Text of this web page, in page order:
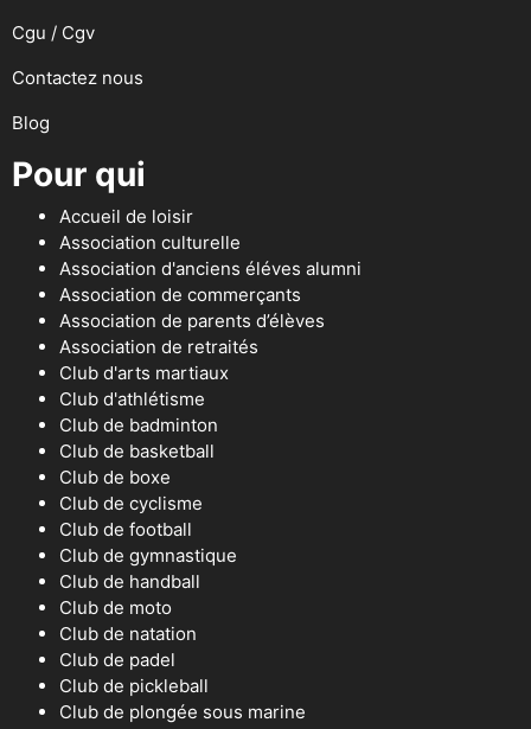
Cgu / Cgv
Contactez nous
Blog
Pour qui
Accueil de loisir
Association culturelle
Association d'anciens éléves alumni
Association de commerçants
Association de parents d’élèves
Association de retraités
Club d'arts martiaux
Club d'athlétisme
Club de badminton
Club de basketball
Club de boxe
Club de cyclisme
Club de football
Club de gymnastique
Club de handball
Club de moto
Club de natation
Club de padel
Club de pickleball
Club de plongée sous marine